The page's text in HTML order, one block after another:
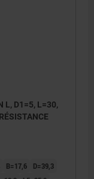
L, D1=5, L=30,
B=17,6
D=39,3